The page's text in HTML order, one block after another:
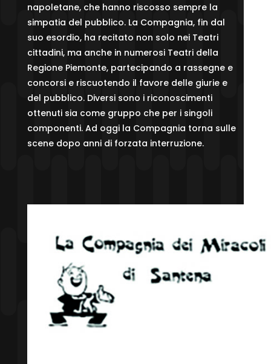
napoletane, che hanno riscosso sempre la
simpatia del pubblico. La Compagnia, fin dal
suo esordio, ha recitato non solo nei Teatri
cittadini, ma anche in numerosi Teatri della
Regione Piemonte, partecipando a rassegne e
concorsi e riscuotendo il favore delle giurie e
del pubblico. Diversi sono i riconoscimenti
ottenuti sia come gruppo che per i singoli
componenti. Ad oggi la Compagnia torna sulle
scene dopo anni di forzata interruzione.